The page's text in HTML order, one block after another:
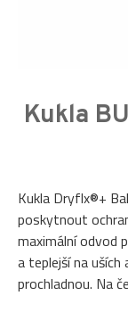
Kukla
Kukla Dryflx®+
poskytnout
maximální odvod
a teplejší na
prochladnou. Na